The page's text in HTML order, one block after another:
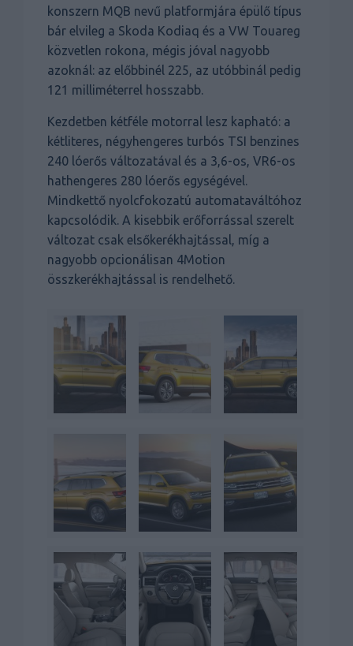
konszern MQB nevű platformjára épülő típus
bár elvileg a Skoda Kodiaq és a VW Touareg
közvetlen rokona, mégis jóval nagyobb
azoknál: az előbbinél 225, az utóbbinál pedig
121 milliméterrel hosszabb.
Kezdetben kétféle motorral lesz kapható: a
kétliteres, négyhengeres turbós TSI benzines
240 lóerős változatával és a 3,6-os, VR6-os
hathengeres 280 lóerős egységével.
Mindkettő nyolcfokozatú automataváltóhoz
kapcsolódik. A kisebbik erőforrással szerelt
változat csak elsőkerékhajtással, míg a
nagyobb opcionálisan 4Motion
összkerékhajtással is rendelhető.